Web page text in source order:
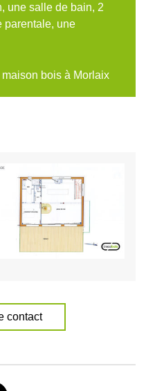
une salle de bain, 2
parentale, une
bois à Morlaix
contact